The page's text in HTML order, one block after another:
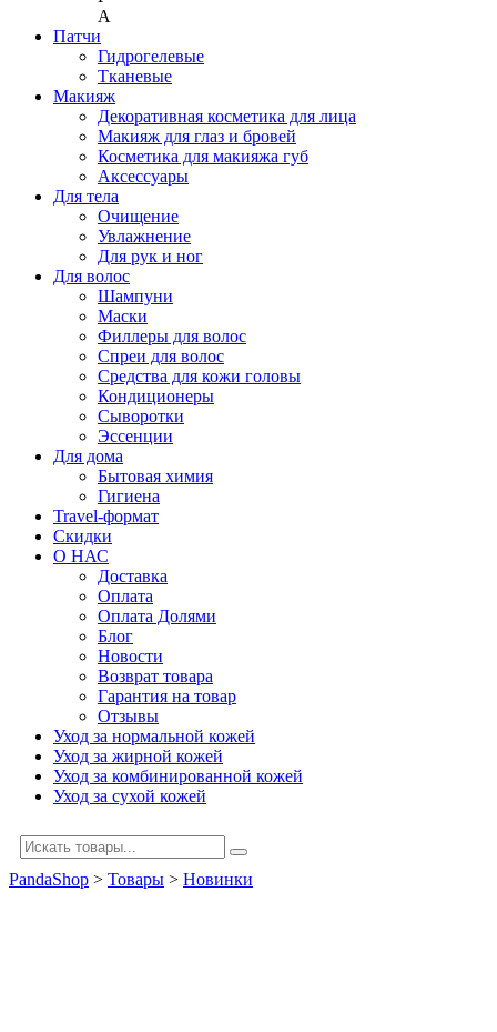
A
Патчи
Гидрогелевые
Тканевые
Макияж
Декоративная косметика для лица
Макияж для глаз и бровей
Косметика для макияжа губ
Аксессуары
Для тела
Очищение
Увлажнение
Для рук и ног
Для волос
Шампуни
Маски
Филлеры для волос
Спреи для волос
Средства для кожи головы
Кондиционеры
Сыворотки
Эссенции
Для дома
Бытовая химия
Гигиена
Travel-формат
Скидки
О НАС
Доставка
Оплата
Оплата Долями
Блог
Новости
Возврат товара
Гарантия на товар
Отзывы
Уход за нормальной кожей
Уход за жирной кожей
Уход за комбинированной кожей
Уход за сухой кожей
PandaShop > Товары > Новинки